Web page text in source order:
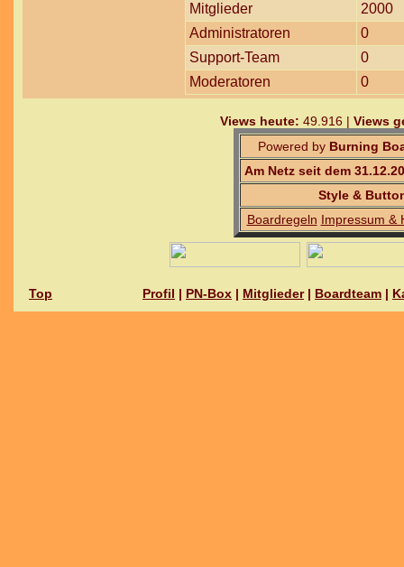
Mitglieder
2000
Administratoren
0
Support-Team
0
Moderatoren
0
Views heute: 49.916 | Views
Powered by Burning
Am Netz seit dem
Style &
Boardregeln Impressum &
Top Profil | PN-Box | Mitglieder| Boardteam |